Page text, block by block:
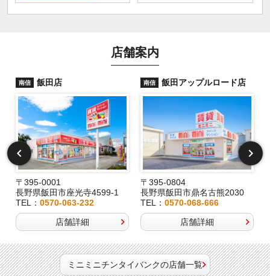
店舗案内
南信 飯田店
〒395-0001
長野県飯田市座光寺4599-1
TEL： 0570-063-232
店舗詳細
南信 飯田アップルロード店
〒395-0804
長野県飯田市鼎名古熊2030
TEL：0570-068-666
店舗詳細
ミニミニチンタイバンクの店舗一覧